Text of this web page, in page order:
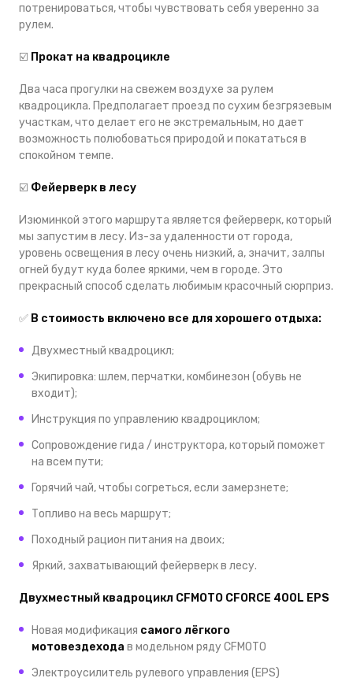
потренироваться, чтобы чувствовать себя уверенно за
рулем.
☑️ Прокат на квадроцикле
Два часа прогулки на свежем воздухе за рулем
квадроцикла. Предполагает проезд по сухим безгрязевым
участкам, что делает его не экстремальным, но дает
возможность полюбоваться природой и покататься в
спокойном темпе.
☑️ Фейерверк в лесу
Изюминкой этого маршрута является фейерверк, который
мы запустим в лесу. Из-за удаленности от города,
уровень освещения в лесу очень низкий, а, значит, залпы
огней будут куда более яркими, чем в городе. Это
прекрасный способ сделать любимым красочный сюрприз.
✅ В стоимость включено все для хорошего отдыха:
Двухместный квадроцикл;
Экипировка: шлем, перчатки, комбинезон (обувь не
входит);
Инструкция по управлению квадроциклом;
Сопровождение гида / инструктора, который поможет
на всем пути;
Горячий чай, чтобы согреться, если замерзнете;
Топливо на весь маршрут;
Походный рацион питания на двоих;
Яркий, захватывающий фейерверк в лесу.
Двухместный квадроцикл CFMOTO CFORCE 400L EPS
Новая модификация самого лёгкого
мотовездехода в модельном ряду CFMOTO
Электроусилитель рулевого управления (EPS)